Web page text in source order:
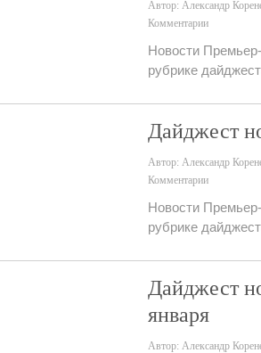
Автор: Александр
Комментарии
Новости
рубрике
Дайджест
Автор: Александр
Комментарии
Новости
рубрике
Дайджест
января
Автор: Александр